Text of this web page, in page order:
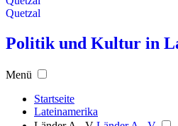
Quetzal
Politik und Kultur in
Menü
Startseite
Lateinamerika